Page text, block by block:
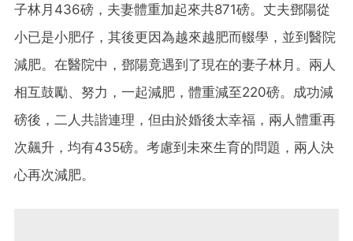
子林月436磅，夫妻體重加起來共871磅。丈夫鄧陽從
小已是小肥仔，其後更因為越來越肥而輟學，並到醫院
減肥。在醫院中，鄧陽竟遇到了現在的妻子林月。兩人
相互鼓勵、努力，一起減肥，體重減至220磅。成功減
磅後，二人共諧連理，但由於婚後太幸福，兩人體重再
次飆升，均有435磅。考慮到未來生育的問題，兩人決
心再次減肥。